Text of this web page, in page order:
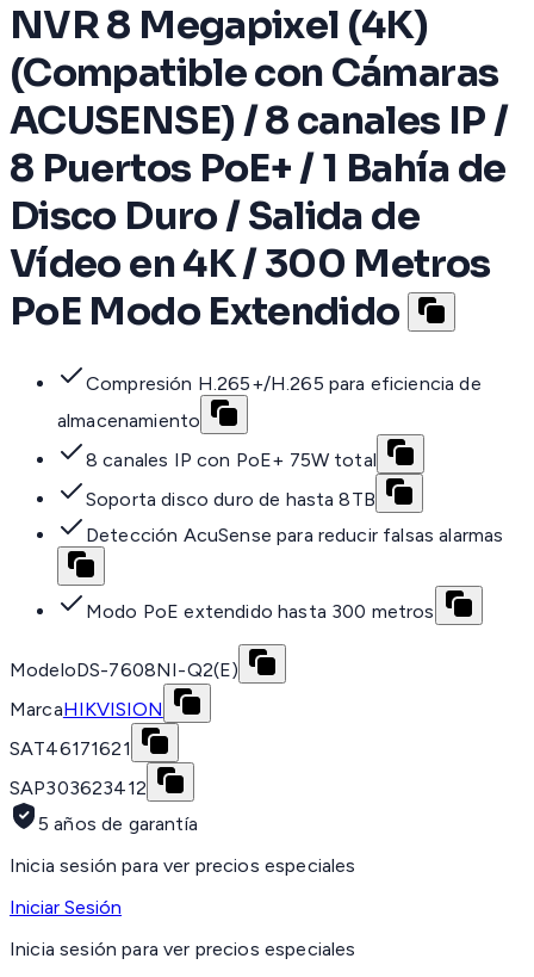
NVR 8 Megapixel (4K)
(Compatible con Cámaras
ACUSENSE) / 8 canales IP /
8 Puertos PoE+ / 1 Bahía de
Disco Duro / Salida de
Vídeo en 4K / 300 Metros
PoE Modo Extendido
Compresión H.265+/H.265 para eficiencia de
almacenamiento
8 canales IP con PoE+ 75W total
Soporta disco duro de hasta 8TB
Detección AcuSense para reducir falsas alarmas
Modo PoE extendido hasta 300 metros
ModeloDS-7608NI-Q2(E)
MarcaHIKVISION
SAT46171621
SAP303623412
5 años de garantía
Inicia sesión para ver precios especiales
Iniciar Sesión
Inicia sesión para ver precios especiales